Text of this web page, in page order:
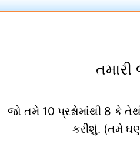
તમારી
જો તમે 10 પ્રશ્નોમાંથી 8 કે
કરીશું. (તમે